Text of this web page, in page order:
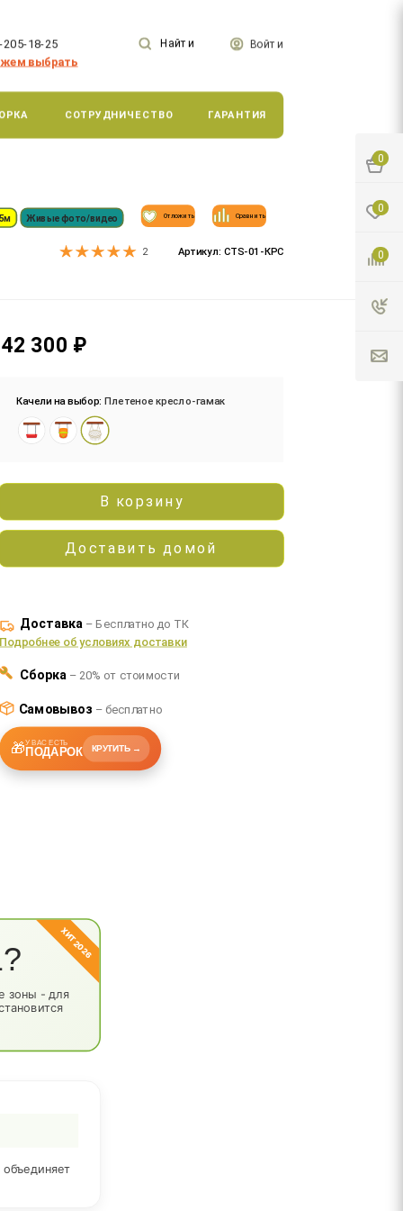
205-18-25
выбрать
Войти
Найти
СОТРУДНИЧЕСТВО ГАРАНТИЯ
Живые фото/видео Отложить Сравнить
2 Артикул: CTS-01-КРС
42 300 ₽
Качели на выбор: Плетеное кресло-гамак
В корзину
Доставить домой
Доставка – Бесплатно до ТК
Подробнее об условиях доставки
Сборка – 20% от стоимости
Самовывоз – бесплатно
🎁У ВАС ЕСТЬ
ПОДАРОК КРУТИТЬ →
ХИТ 2026
зоны - для
0
0
0